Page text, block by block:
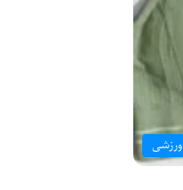
ورزشی